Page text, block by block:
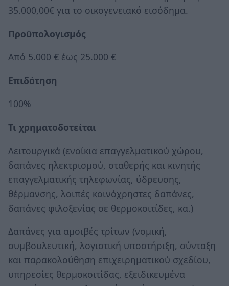
35.000,00€ για το οικογενειακό εισόδημα.
Προϋπολογισμός
Από 5.000 € έως 25.000 €
Επιδότηση
100%
Τι χρηματοδοτείται
Λειτουργικά (ενοίκια επαγγελματικού χώρου,
δαπάνες ηλεκτρισμού, σταθερής και κινητής
επαγγελματικής τηλεφωνίας, ύδρευσης,
θέρμανσης, λοιπές κοινόχρηστες δαπάνες,
δαπάνες φιλοξενίας σε θερμοκοιτίδες, κα.)
Δαπάνες για αμοιβές τρίτων (νομική,
συμβουλευτική, λογιστική υποστήριξη, σύνταξη
και παρακολούθηση επιχειρηματικού σχεδίου,
υπηρεσίες θερμοκοιτίδας, εξειδικευμένα